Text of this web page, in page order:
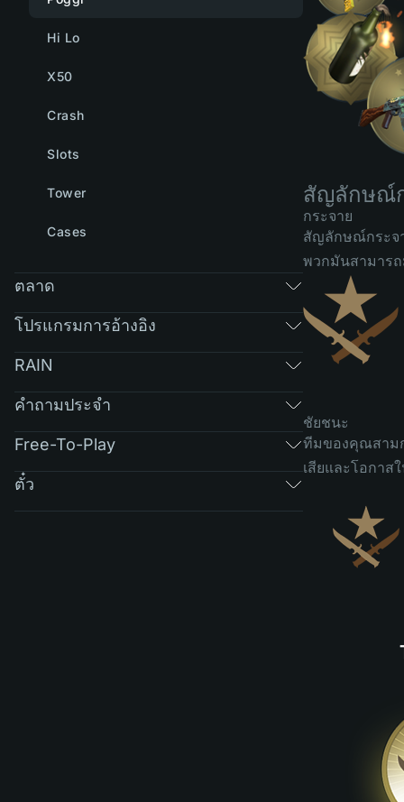
Hi Lo
X50
Crash
Slots
Tower
Cases
ตลาด
โปรแกรมการอ้างอิง
RAIN
คำถามประจำ
Free-To-Play
ตั๋ว
สัญลักษณ์
กระจาย
สัญลักษณ์กระจ
พวกมันสามาร
ชัยชนะ
ทีมของคุณสาม
เสียและโอกาส